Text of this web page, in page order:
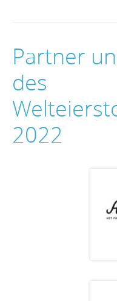
Partner
des
2022